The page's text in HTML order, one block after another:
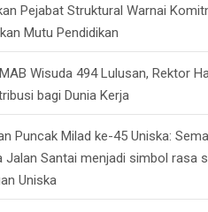
Pejabat Struktural Warnai
Mutu Pendidikan
Wisuda 494 Lulusan, Rektor
bagi Dunia Kerja
Puncak Milad ke-45 Uniska:
Jalan Santai menjadi simbol rasa
Uniska